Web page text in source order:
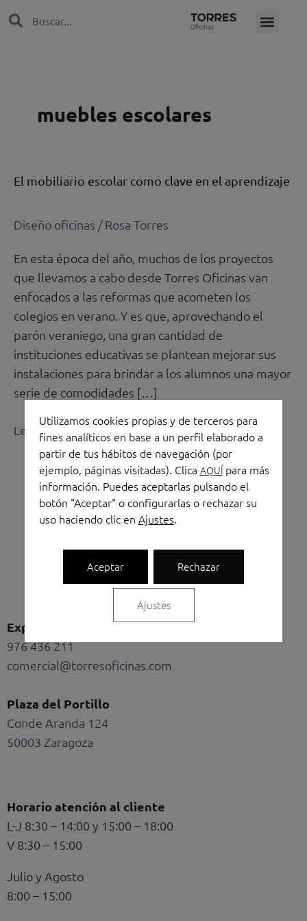
SearchSearch
muebles escolares
El mobiliario escolar como clave en el aprendizaje
Diseño oficinas /Rosa Torres
En esta época del año, muchos de los proyectos
que llevamos a cabo desde Torres Oficinas van
enfocados a las reformas que acometen los
colegios en verano. Y es que, aprovechando el
parón veraniego, una gran cantidad de
instituciones educativas se plantean mejorar sus
instalaciones para brindar a los alumnos una mayor
serie de comodidades […]
El
como
el
aprendizaje
Leer más »
Instagram
Facebook
Shopping-
bag
Shopping-
Exposición y oficinas
976 436 211
comercial@torresoficinas.com
Plaza del Portillo
Conde Aranda 124
50003 Zaragoza
Horario atención al cliente
L-J 8:30 – 14:00 y 15:00 – 18:00
V 8:30 – 15:00
Julio y Agosto
8:00 – 15:00
Utilizamos cookies propias y de terceros para
fines analíticos en base a un perfil elaborado a
partir de tus hábitos de navegación (por
ejemplo, páginas visitadas). Clica AQUÍpara más
información. Puedes aceptarlas pulsando el
botón "Aceptar" o configurarlas o rechazar su
uso haciendo clic en Ajustes.
Aceptar Rechazar
Ajustes